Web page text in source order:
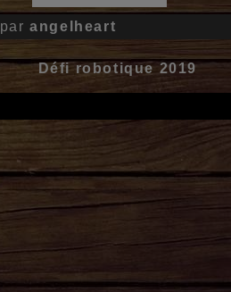
parangelheart
Défi robotique 2019